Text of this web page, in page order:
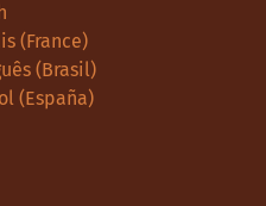
(France)
(Brasil)
(España)